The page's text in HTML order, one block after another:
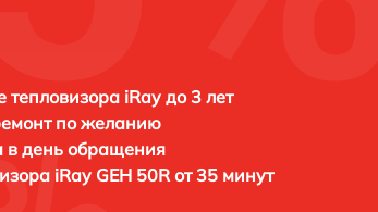
тепловизора iRay до 3 лет
по желанию
в день обращения
iRay GEH 50R от 35 минут